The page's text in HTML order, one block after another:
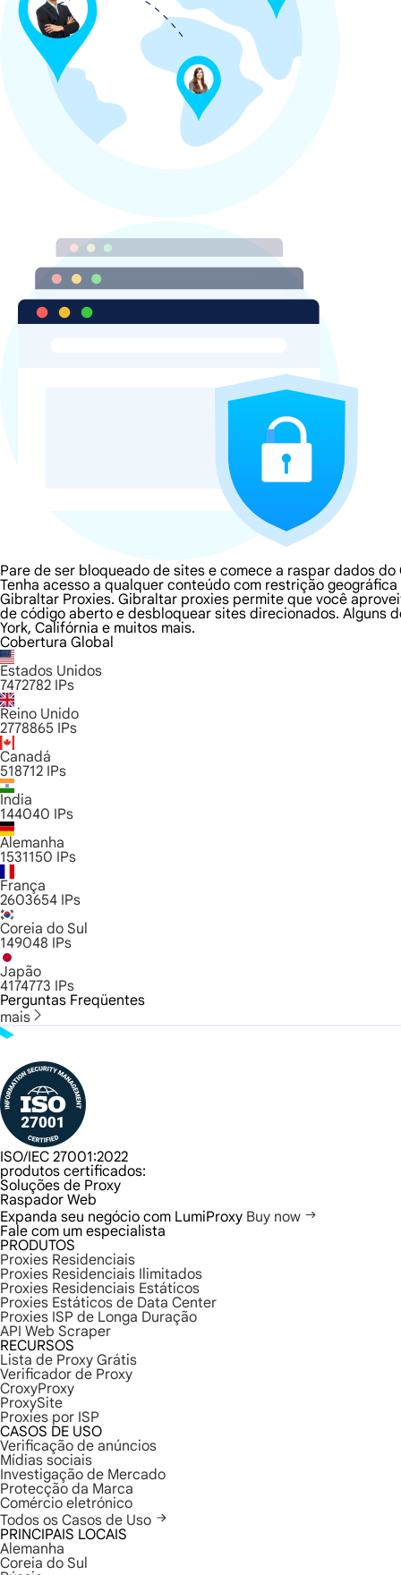
Pare de ser bloqueado de sites e comece a raspar dados
Tenha acesso a qualquer conteúdo com restrição
Gibraltar Proxies. Gibraltar proxies permite que você
de código aberto e desbloquear sites direcionados. Alguns
York, Califórnia e muitos mais.
Cobertura Global
Estados Unidos
7472782 IPs
Reino Unido
2778865 IPs
Canadá
518712 IPs
Índia
144040 IPs
Alemanha
1531150 IPs
França
2603654 IPs
Coreia do Sul
149048 IPs
Japão
4174773 IPs
Perguntas Freqüentes
mais
ISO/IEC 27001:2022
produtos certificados:
Soluções de Proxy
Raspador Web
Expanda seu negócio com LumiProxy Buy now
Fale com um especialista
PRODUTOS
Proxies Residenciais
Proxies Residenciais Ilimitados
Proxies Residenciais Estáticos
Proxies Estáticos de Data Center
Proxies ISP de Longa Duração
API Web Scraper
RECURSOS
Lista de Proxy Grátis
Verificador de Proxy
CroxyProxy
ProxySite
Proxies por ISP
CASOS DE USO
Verificação de anúncios
Mídias sociais
Investigação de Mercado
Protecção da Marca
Comércio eletrónico
Todos os Casos de Uso
PRINCIPAIS LOCAIS
Alemanha
Coreia do Sul